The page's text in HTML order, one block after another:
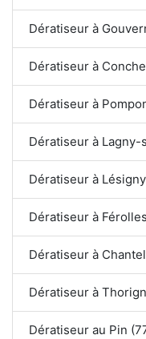
Dératiseur à
Dératiseur à
Dératiseur à
Dératiseur à
Dératiseur à
Dératiseur à
Dératiseur à
Dératiseur à
Dératiseur au Pin